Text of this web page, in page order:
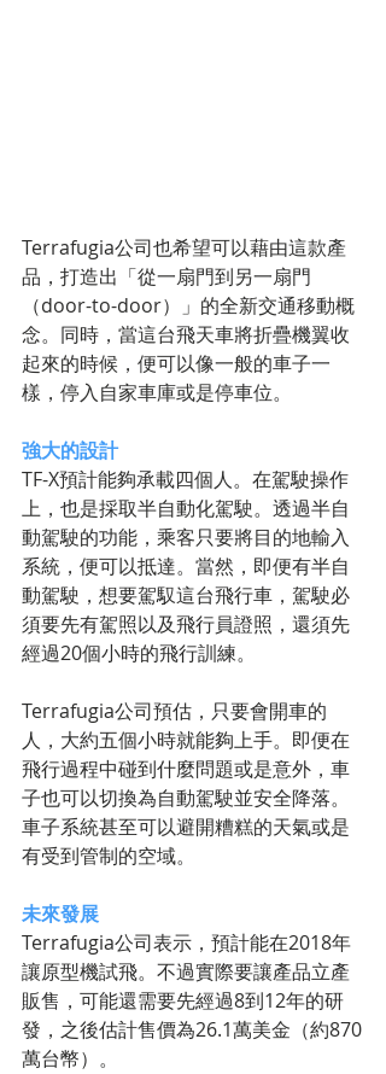
Terrafugia公司也希望可以藉由這款產
品，打造出「從一扇門到另一扇門
（door-to-door）」的全新交通移動概
念。同時，當這台飛天車將折疊機翼收
起來的時候，便可以像一般的車子一
樣，停入自家車庫或是停車位。
強大的設計
TF-X預計能夠承載四個人。在駕駛操作
上，也是採取半自動化駕駛。透過半自
動駕駛的功能，乘客只要將目的地輸入
系統，便可以抵達。當然，即便有半自
動駕駛，想要駕馭這台飛行車，駕駛必
須要先有駕照以及飛行員證照，還須先
經過20個小時的飛行訓練。
Terrafugia公司預估，只要會開車的
人，大約五個小時就能夠上手。即便在
飛行過程中碰到什麼問題或是意外，車
子也可以切換為自動駕駛並安全降落。
車子系統甚至可以避開糟糕的天氣或是
有受到管制的空域。
未來發展
Terrafugia公司表示，預計能在2018年
讓原型機試飛。不過實際要讓產品立產
販售，可能還需要先經過8到12年的研
發，之後估計售價為26.1萬美金（約870
萬台幣）。